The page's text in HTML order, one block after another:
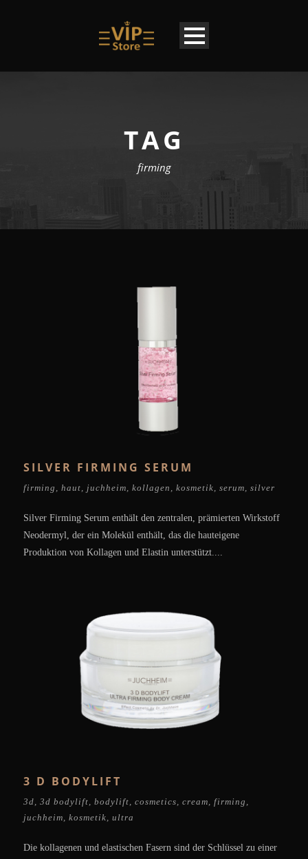
TAG
firming
SILVER FIRMING SERUM
firming haut juchheim kollagen kosmetik serum silver
Silver Firming Serum enthält den zentralen, prämierten Wirkstoff
Neodermyl, der ein Molekül enthält, das die hauteigene
Produktion von Kollagen und Elastin unterstützt....
3 D BODYLIFT
3d, 3d bodylift, bodylift, cosmetics, cream, firming ,
juchheim, kosmetik, ultra
Die kollagenen und elastischen Fasern sind der Schlüssel zu einer